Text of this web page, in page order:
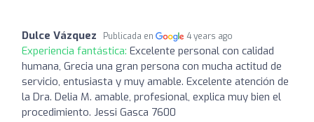
Dulce Vázquez Publicada en 4 years ago
Experiencia fantástica: Excelente personal con calidad
humana, Grecia una gran persona con mucha actitud de
servicio, entusiasta y muy amable. Excelente atención de
la Dra. Delia M. amable, profesional, explica muy bien el
procedimiento. Jessi Gasca 7600